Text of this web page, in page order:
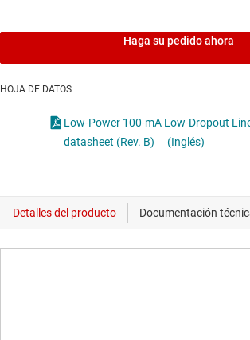
Haga su pedido ahora
HOJA DE DATOS
Low-Power 100-mA Low-Dropout
datasheet (Rev. B)
(Inglés)